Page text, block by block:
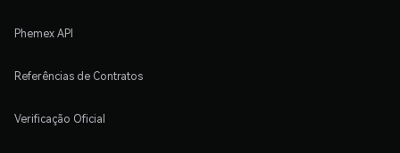
Phemex API
Referências de Contratos
Verificação Oficial